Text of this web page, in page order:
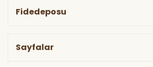
Fidedeposu
Sayfalar